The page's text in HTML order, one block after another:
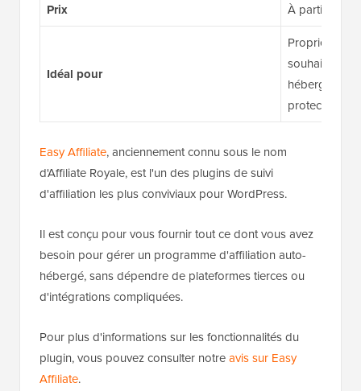
Prix
À partir de
Idéal pour
Propriétaires
souhaitent
hébergé
protection
Easy Affiliate, anciennement connu sous le nom
d'Affiliate Royale, est l'un des plugins de suivi
d'affiliation les plus conviviaux pour WordPress.
Il est conçu pour vous fournir tout ce dont vous avez
besoin pour gérer un programme d'affiliation auto-
hébergé, sans dépendre de plateformes tierces ou
d'intégrations compliquées.
Pour plus d'informations sur les fonctionnalités du
plugin, vous pouvez consulter notreavis sur Easy
Affiliate.